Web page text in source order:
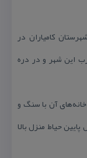
كامیاران در
شمال‌غرب این شهر و در دره
گرفته و خانه‌های آن با سنگ و
حیاط منزل بالا